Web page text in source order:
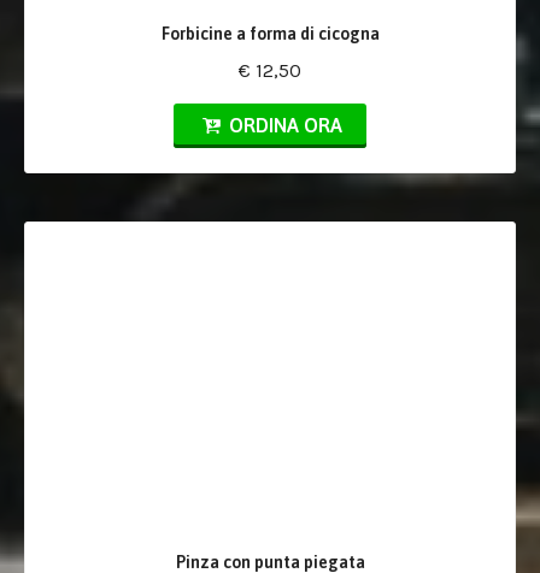
Forbicine a forma di cicogna
€ 12,50
ORDINA ORA
Pinza con punta piegata